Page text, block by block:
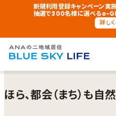
新規利用登録キャンペーン実施
抽選で300名様に選べるe-
詳し
ほら、都会（まち）も自